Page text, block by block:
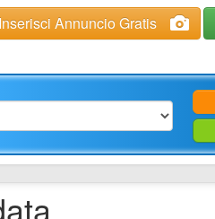
Annuncio Gratis